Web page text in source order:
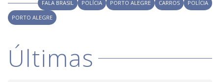
V
d
FALA BRASIL POLÍCIA PORTO ALEGRE CARROS
POLÍCIA
PORTO ALEGRE
Últimas